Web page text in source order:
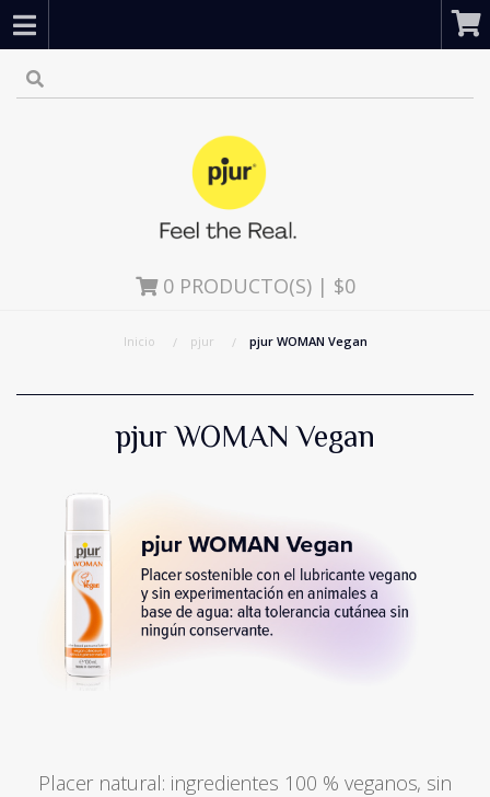
0PRODUCTO(S) | $0
Inicio pjur pjur WOMAN Vegan
pjur WOMAN Vegan
Placer natural: ingredientes 100 % veganos, sin